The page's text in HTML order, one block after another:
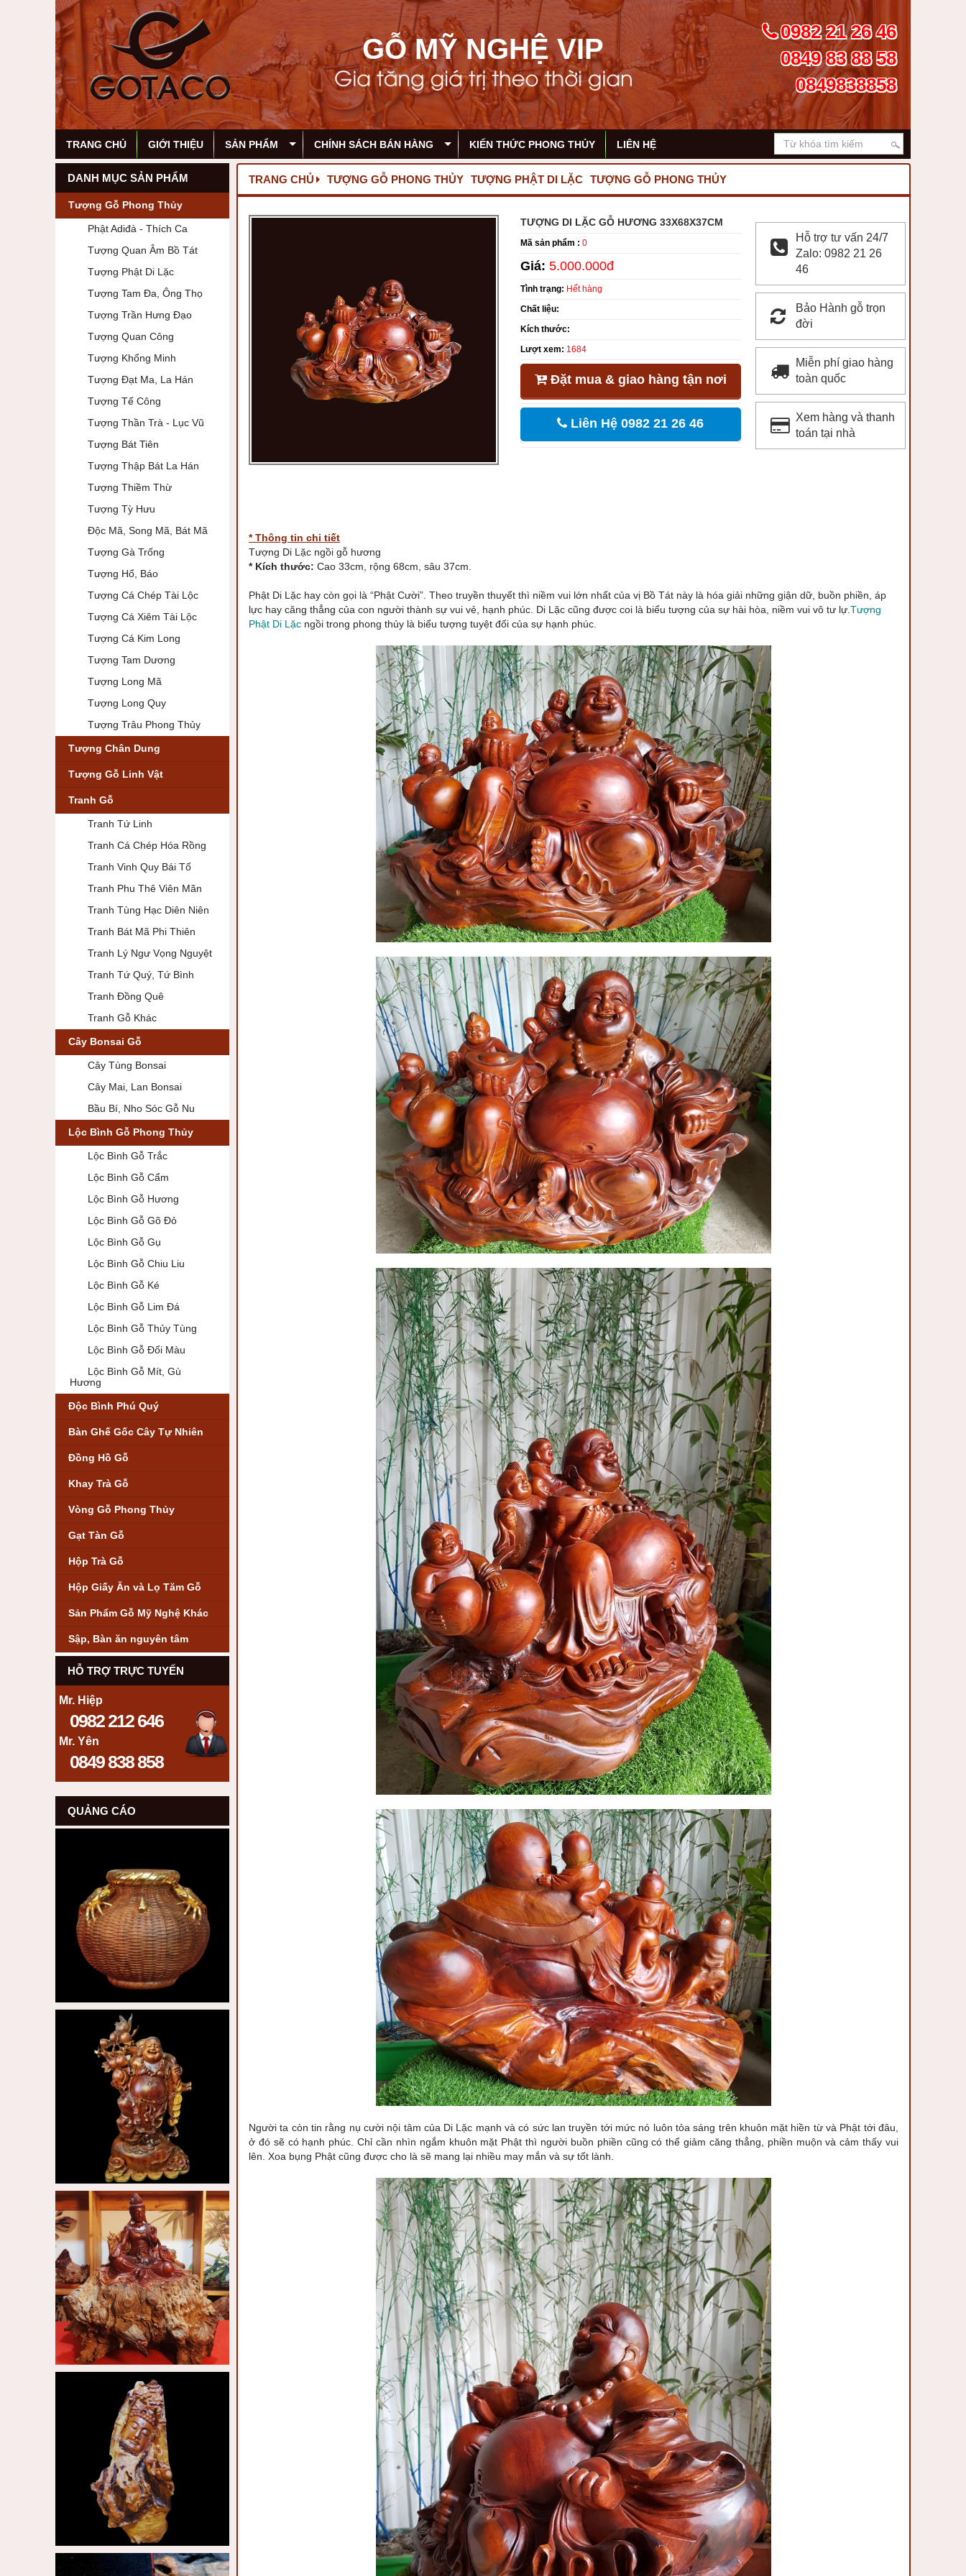
GỖ MỸ NGHỆ VIP
0982 21 26 46
0849 83 88 58
0849838858
TRANG CHỦ GIỚI THIỆU SẢN PHẨM CHÍNH SÁCH BÁN HÀNG KIẾN THỨC PHONG THỦY LIÊN HỆ
DANH MỤC SẢN PHẨM
Tượng Gỗ Phong Thủy
Phật Adiđà - Thích Ca
Tượng Quan Âm Bồ Tát
Tượng Phật Di Lặc
Tượng Tam Đa, Ông Thọ
Tượng Trần Hưng Đạo
Tượng Quan Công
Tượng Khổng Minh
Tượng Đạt Ma, La Hán
Tượng Tế Công
Tượng Thần Trà - Lục Vũ
Tượng Bát Tiên
Tượng Thập Bát La Hán
Tượng Thiềm Thừ
Tượng Tỳ Hưu
Độc Mã, Song Mã, Bát Mã
Tượng Gà Trống
Tượng Hổ, Báo
Tượng Cá Chép Tài Lộc
Tượng Cá Xiêm Tài Lộc
Tượng Cá Kim Long
Tượng Tam Dương
Tượng Long Mã
Tượng Long Quy
Tượng Trâu Phong Thủy
Tượng Chân Dung
Tượng Gỗ Linh Vật
Tranh Gỗ
Tranh Tứ Linh
Tranh Cá Chép Hóa Rồng
Tranh Vinh Quy Bái Tổ
Tranh Phu Thê Viên Mãn
Tranh Tùng Hạc Diên Niên
Tranh Bát Mã Phi Thiên
Tranh Lý Ngư Vọng Nguyệt
Tranh Tứ Quý, Tứ Bình
Tranh Đồng Quê
Tranh Gỗ Khác
Cây Bonsai Gỗ
Cây Tùng Bonsai
Cây Mai, Lan Bonsai
Bầu Bí, Nho Sóc Gỗ Nu
Lộc Bình Gỗ Phong Thủy
Lộc Bình Gỗ Trắc
Lộc Bình Gỗ Cẩm
Lộc Bình Gỗ Hương
Lộc Bình Gỗ Gõ Đỏ
Lộc Bình Gỗ Gụ
Lộc Bình Gỗ Chiu Liu
Lộc Bình Gỗ Ké
Lộc Bình Gỗ Lim Đá
Lộc Bình Gỗ Thủy Tùng
Lộc Bình Gỗ Đổi Màu
Lộc Bình Gỗ Mít, Gù
Hương
Độc Bình Phú Quý
Bàn Ghế Gốc Cây Tự Nhiên
Đồng Hồ Gỗ
Khay Trà Gỗ
Vòng Gỗ Phong Thủy
Gạt Tàn Gỗ
Hộp Trà Gỗ
Hộp Giấy Ăn và Lọ Tăm Gỗ
Sản Phẩm Gỗ Mỹ Nghệ Khác
Sập, Bàn ăn nguyên tâm
HỖ TRỢ TRỰC TUYẾN
Mr. Hiệp
0982 212 646
Mr. Yên
0849 838 858
QUẢNG CÁO
TRANG CHỦ TƯỢNG GỖ PHONG THỦY TƯỢNG PHẬT DI LẶC TƯỢNG GỖ PHONG THỦY
TƯỢNG DI LẶC GỖ HƯƠNG 33X68X37CM
Mã sản phẩm : 0
Giá: 5.000.000đ
Tình trạng: Hết hàng
Chất liệu:
Kích thước:
Lượt xem: 1684
Đặt mua & giao hàng tận nơi
Liên Hệ 0982 21 26 46
Hỗ trợ tư vấn 24/7
Zalo: 0982 21 26
46
Bảo Hành gỗ trọn
đời
Miễn phí giao hàng
toàn quốc
Xem hàng và thanh
toán tại nhà
* Thông tin chi tiết
Tượng Di Lặc ngồi gỗ hương
* Kích thước: Cao 33cm, rộng 68cm, sâu 37cm.
Phật Di Lặc hay còn gọi là “Phật Cười”. Theo truyền thuyết thì niềm vui lớn nhất của vị Bồ Tát này là hóa giải những giận dữ, buồn phiền, áp
lực hay căng thẳng của con người thành sự vui vẻ, hạnh phúc. Di Lặc cũng được coi là biểu tượng của sự hài hòa, niềm vui vô tư lự. Tượng
Phật Di Lặc ngồi trong phong thủy là biểu tượng tuyệt đối của sự hạnh phúc.
Người ta còn tin rằng nụ cười nội tâm của Di Lặc mạnh và có sức lan truyền tới mức nó luôn tỏa sáng trên khuôn mặt hiền từ và Phật tới đâu,
ở đó sẽ có hạnh phúc. Chỉ cần nhìn ngắm khuôn mặt Phật thì người buồn phiền cũng có thể giảm căng thẳng, phiền muộn và cảm thấy vui
lên. Xoa bụng Phật cũng được cho là sẽ mang lại nhiều may mắn và sự tốt lành.